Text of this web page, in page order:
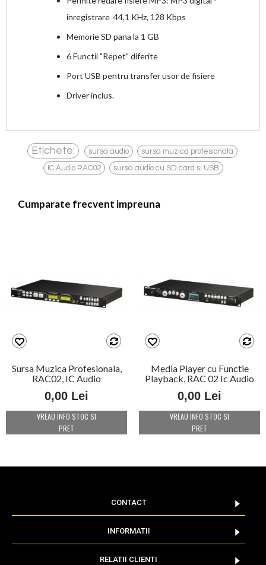
inregistrare 44,1 KHz, 128 Kbps
Memorie SD pana la 1 GB
6 Functii "Repet" diferite
Port USB pentru transfer usor de fisiere
Driver inclus.
Etichete: sursa audio , sursa muzica profesionala ,
IC Audio RAC02 , sursa audio cu SD card si USB
Cumparate frecvent impreuna
Sursa Muzica Profesionala,
RAC02, IC Audio
0,00 Lei
VREAU INFO STOC SI
PRET
Media Player cu Functie
Playback, RAC 02 Ic Audio
0,00 Lei
VREAU INFO STOC SI
PRET
CONTACT
INFORMATII
RELATII CLIENTI